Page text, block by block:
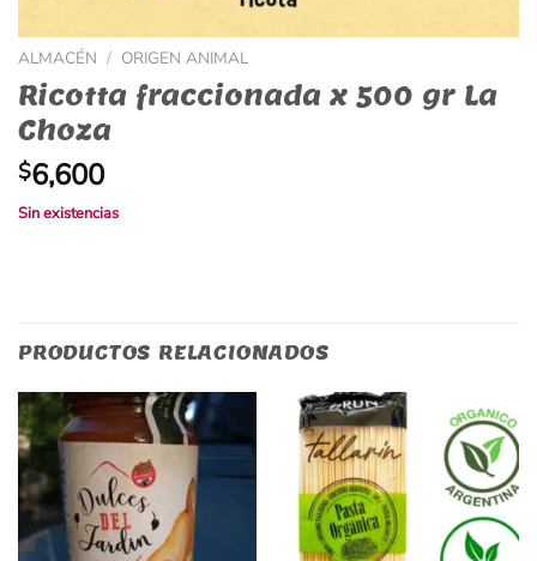
ALMACÉN / ORIGEN ANIMAL
Ricotta fraccionada x 500 gr La
Choza
$6,600
Sin existencias
PRODUCTOS RELACIONADOS